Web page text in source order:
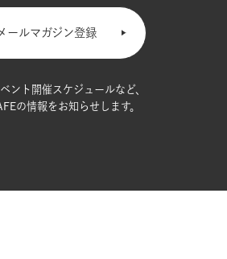
メールマガジン登録
ント開催スケジュールなど、
の情報をお知らせします。